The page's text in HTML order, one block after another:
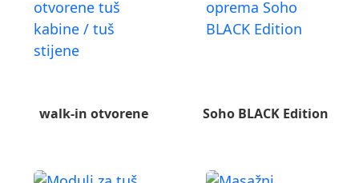
walk-in otvorene Soho BLACK Edition